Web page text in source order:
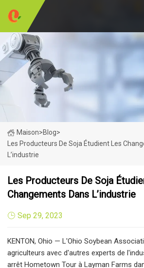
Maison>Blog>
Les Producteurs De Soja Étudient Les
L’industrie
Les Producteurs De Soja
Changements Dans L’industrie
Sep 29, 2023
KENTON, Ohio — L'Ohio Soybean
agriculteurs avec d'autres experts de
arrêt Hometown Tour à Layman Farms